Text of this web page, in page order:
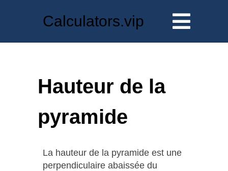
Calculators.vip
Hauteur de la
pyramide
La hauteur de la pyramide est une
perpendiculaire abaissée du